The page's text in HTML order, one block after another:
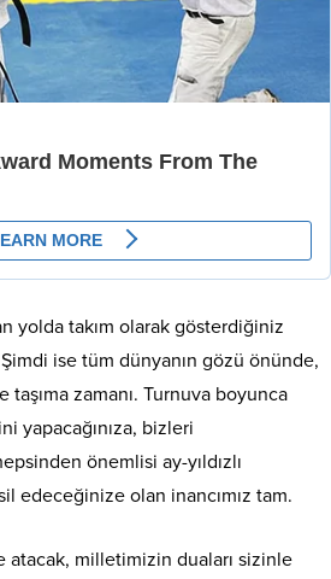
yolda takım olarak gösterdiğiniz
ise tüm dünyanın gözü önünde,
taşıma zamanı. Turnuva boyunca
yapacağınıza, bizleri
önemlisi ay-yıldızlı
edeceğinize olan inancımız tam.
milletimizin duaları sizinle